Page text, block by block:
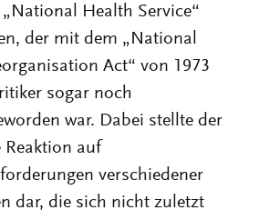
Health Service“
der mit dem „National
Act“ von 1973
sogar noch
war. Dabei stellte der
Reaktion auf
verschiedener
dar, die sich nicht zuletzt